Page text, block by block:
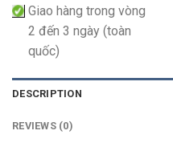
Giao hàng trong vòng
2 đến 3 ngày (toàn
quốc)
DESCRIPTION
REVIEWS (0)